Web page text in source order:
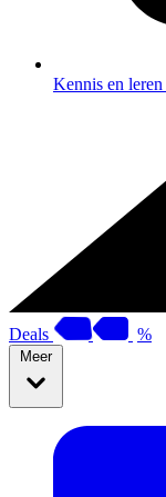
Kennis en leren
Deals %
Meer